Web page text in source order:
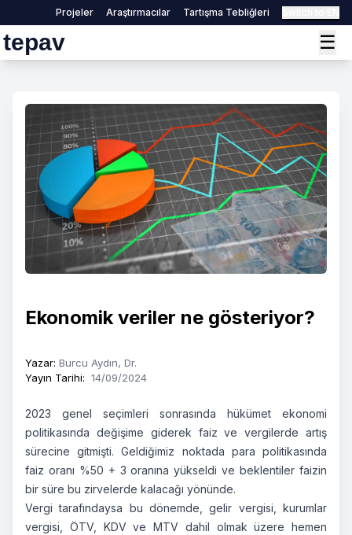
Projeler Araştırmacılar Tartışma Tebliğleri
tepav ☰
Ekonomik veriler ne gösteriyor?
Yazar: Burcu Aydın, Dr.
Yayın Tarihi: 14/09/2024
2023 genel seçimleri sonrasında hükümet ekonomi
politikasında değişime giderek faiz ve vergilerde artış
sürecine gitmişti. Geldiğimiz noktada para politikasında
faiz oranı %50 + 3 oranına yükseldi ve beklentiler faizin
bir süre bu zirvelerde kalacağı yönünde.
Vergi tarafındaysa bu dönemde, gelir vergisi, kurumlar
vergisi, ÖTV, KDV ve MTV dahil olmak üzere hemen